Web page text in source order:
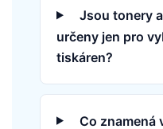
Jsou tonery
určeny jen pro
tiskáren?
Co znamená